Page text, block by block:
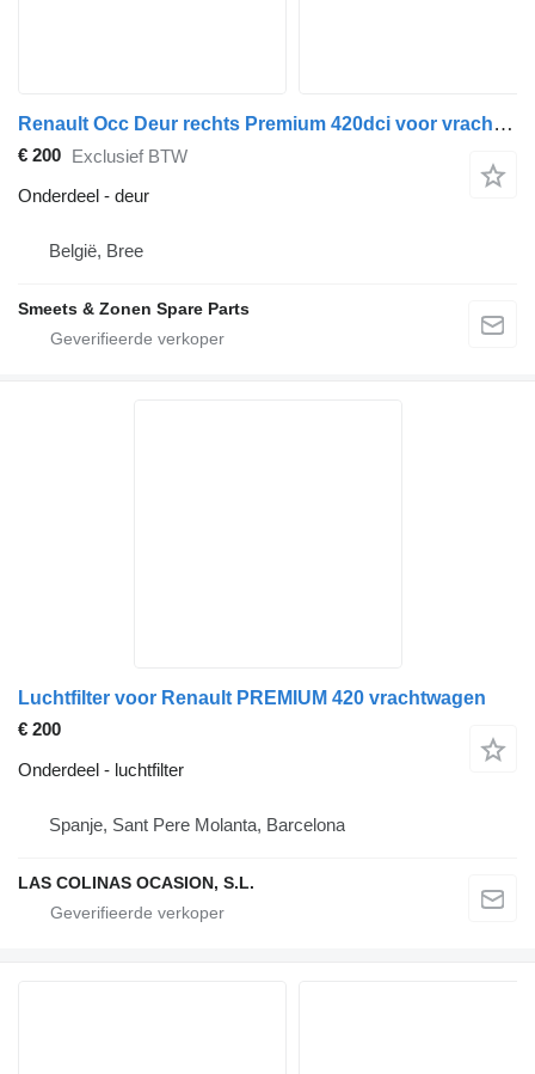
Renault Occ Deur rechts Premium 420dci voor vrachtwagen
€ 200 Exclusief BTW
Onderdeel - deur
België, Bree
Smeets & Zonen Spare Parts
Luchtfilter voor Renault PREMIUM 420 vrachtwagen
€ 200
Onderdeel - luchtfilter
Spanje, Sant Pere Molanta, Barcelona
LAS COLINAS OCASION, S.L.